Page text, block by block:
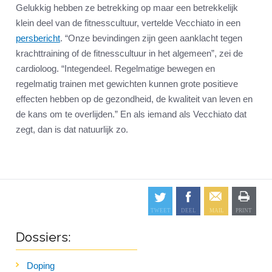
Gelukkig hebben ze betrekking op maar een betrekkelijk
klein deel van de fitnesscultuur, vertelde Vecchiato in een
persbericht. “Onze bevindingen zijn geen aanklacht tegen
krachttraining of de fitnesscultuur in het algemeen”, zei de
cardioloog. “Integendeel. Regelmatige bewegen en
regelmatig trainen met gewichten kunnen grote positieve
effecten hebben op de gezondheid, de kwaliteit van leven en
de kans om te overlijden.” En als iemand als Vecchiato dat
zegt, dan is dat natuurlijk zo.
Dossiers:
Doping